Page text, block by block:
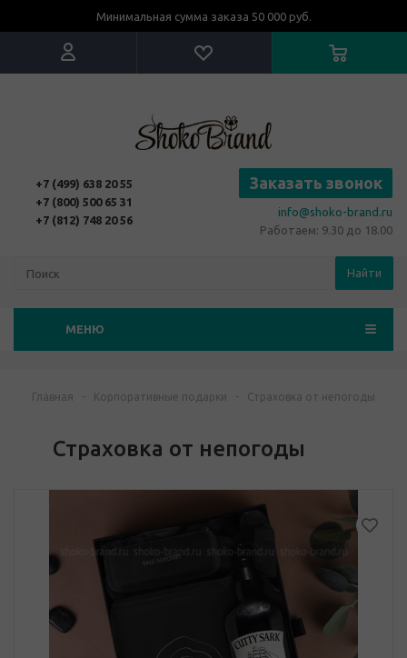
Минимальная сумма заказа 50 000 руб.
+7 (499) 638 20 55
+7 (800) 500 65 31
+7 (812) 748 20 56
Заказать звонок
info@shoko-brand.ru
Работаем: 9.30 до 18.00
Найти
МЕНЮ
Главная - Корпоративные подарки - Страховка от непогоды
Страховка от непогоды